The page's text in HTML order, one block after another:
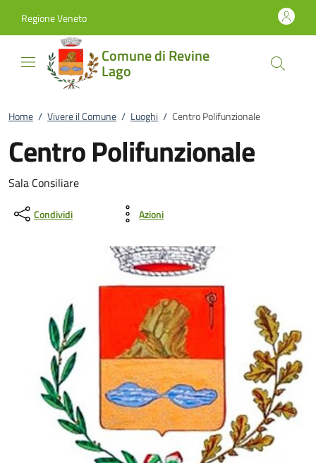
Regione Veneto
Comune di Revine
Lago
Home / Vivere il Comune / Luoghi / Centro Polifunzionale
Centro Polifunzionale
Sala Consiliare
Condividi Azioni